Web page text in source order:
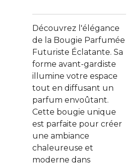
Découvrez l'élégance
de la Bougie Parfumée
Futuriste Éclatante. Sa
forme avant-gardiste
illumine votre espace
tout en diffusant un
parfum envoûtant.
Cette bougie unique
est parfaite pour créer
une ambiance
chaleureuse et
moderne dans